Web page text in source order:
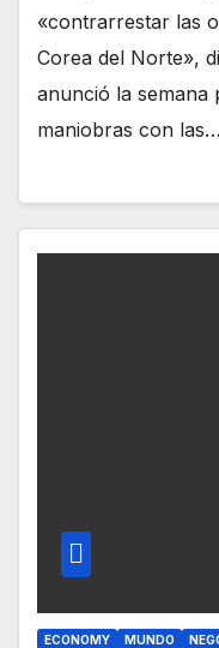
«contrarrestar las
Corea del Norte»,
anunció la semana
maniobras con las…
ECONOMY MUNDO